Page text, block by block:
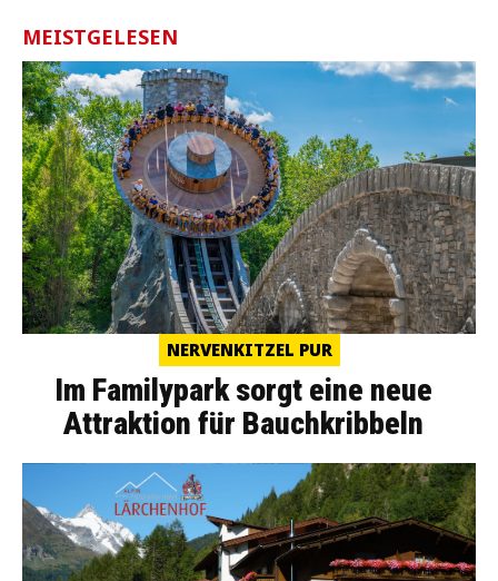
MEISTGELESEN
NERVENKITZEL PUR
Im Familypark sorgt eine neue
Attraktion für Bauchkribbeln